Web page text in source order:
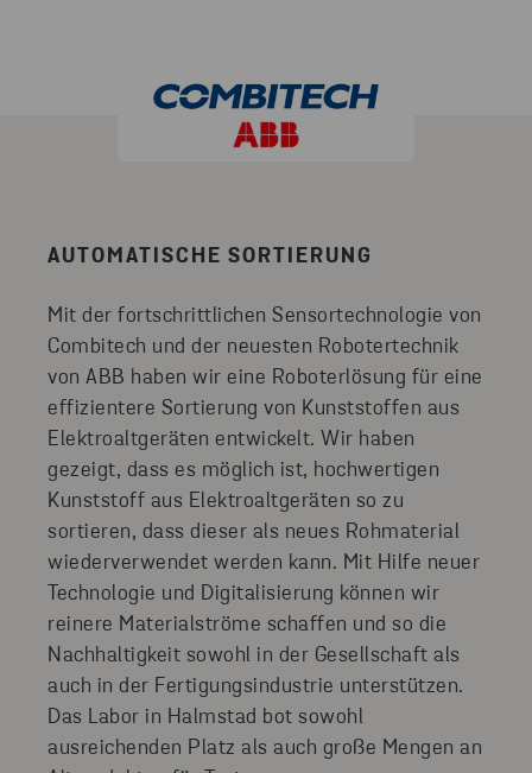
AUTOMATISCHE SORTIERUNG
Mit der fortschrittlichen Sensortechnologie von
Combitech und der neuesten Robotertechnik
von ABB haben wir eine Roboterlösung für eine
effizientere Sortierung von Kunststoffen aus
Elektroaltgeräten entwickelt. Wir haben
gezeigt, dass es möglich ist, hochwertigen
Kunststoff aus Elektroaltgeräten so zu
sortieren, dass dieser als neues Rohmaterial
wiederverwendet werden kann. Mit Hilfe neuer
Technologie und Digitalisierung können wir
reinere Materialströme schaffen und so die
Nachhaltigkeit sowohl in der Gesellschaft als
auch in der Fertigungsindustrie unterstützen.
Das Labor in Halmstad bot sowohl
ausreichenden Platz als auch große Mengen an